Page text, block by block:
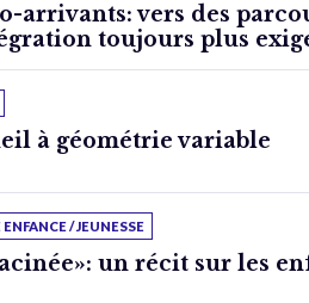
arrivants: vers des
toujours plus
à géométrie variable
/ JEUNESSE
un récit sur les